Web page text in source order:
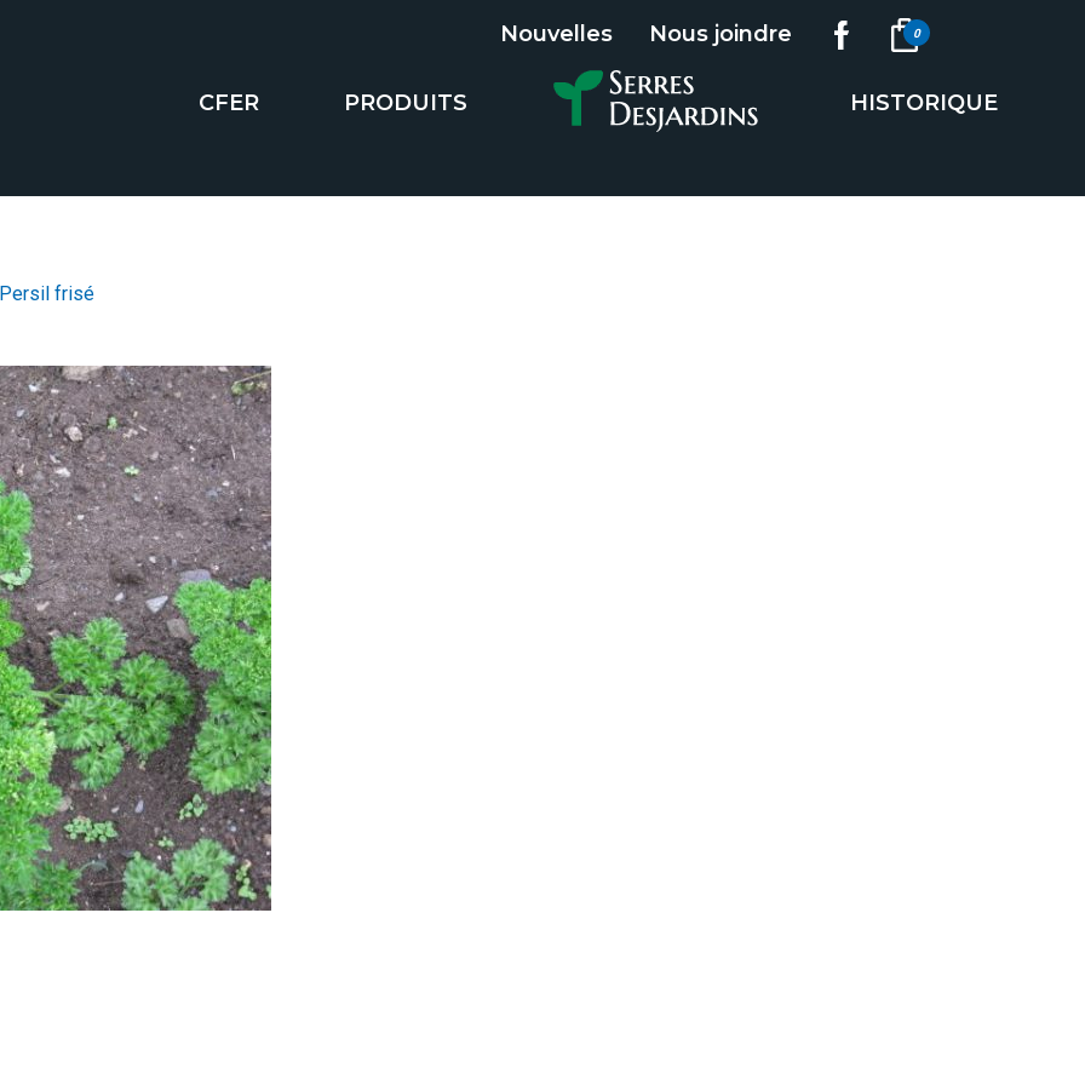
Nouvelles Nous joindre 0
CFER PRODUITS HISTORIQUE
Persil frisé